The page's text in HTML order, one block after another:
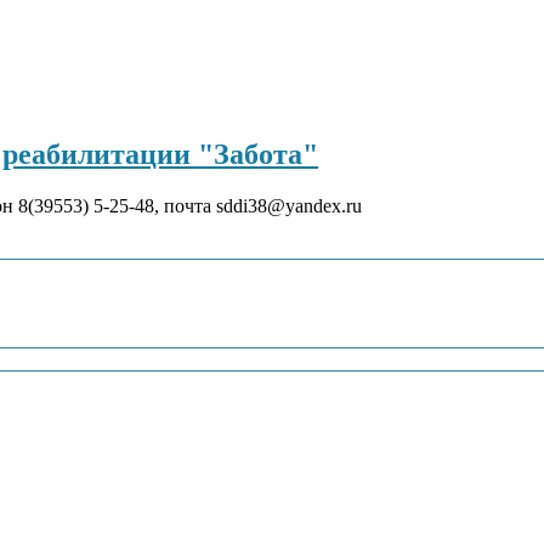
"Забота"
8(39553) 5-25-48, почта sddi38@yandex.ru